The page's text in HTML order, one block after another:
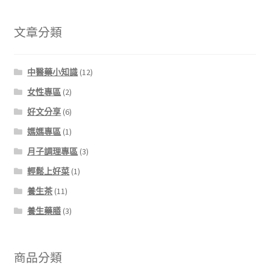
文章分類
中醫藥小知識 (12)
女性專區 (2)
好文分享 (6)
媽媽專區 (1)
月子調理專區 (3)
輕鬆上好菜 (1)
養生茶 (11)
養生藥膳 (3)
商品分類